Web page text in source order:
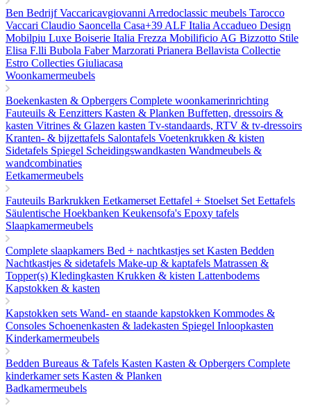
Ben BedrijfVaccaricavgiovanni Arredoclassic meubels Tarocco
Vaccari Claudio Saoncella Casa+39 ALF Italia Accadueo Design
Mobilpiu Luxe Boiserie Italia Frezza Mobilificio AG Bizzotto Stile
Elisa F.lli Bubola FaberMarzorati Prianera Bellavista Collectie
Estro Collecties Giuliacasa
Woonkamermeubels
Boekenkasten & Opbergers Complete woonkamerinrichting
Fauteuils & Eenzitters Kasten & Planken Buffetten, dressoirs &
kasten Vitrines & Glazen kasten Tv-standaards, RTV & tv-dressoirs
Kranten- & bijzettafels Salontafels Voetenkrukken & kisten
Sidetafels Spiegel Scheidingswandkasten Wandmeubels &
wandcombinaties
Eetkamermeubels
Fauteuils Barkrukken Eetkamerset Eettafel + Stoelset Set Eettafels
Säulentische Hoekbanken Keukensofa's Epoxy tafels
Slaapkamermeubels
Complete slaapkamers Bed + nachtkastjes set Kasten Bedden
Nachtkastjes & sidetafels Make-up & kaptafels Matrassen &
Topper(s) Kledingkasten Krukken & kisten Lattenbodems
Kapstokken & kasten
Kapstokken sets Wand- en staande kapstokken Kommodes &
Consoles Schoenenkasten & ladekasten Spiegel Inloopkasten
Kinderkamermeubels
Bedden Bureaus & Tafels Kasten Kasten & Opbergers Complete
kinderkamer sets Kasten & Planken
Badkamermeubels